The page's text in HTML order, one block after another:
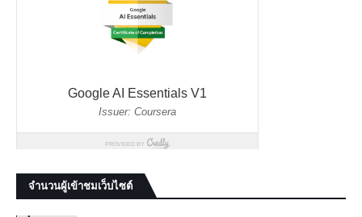
จำนวนผู้เข้าชมเว็บไซต์